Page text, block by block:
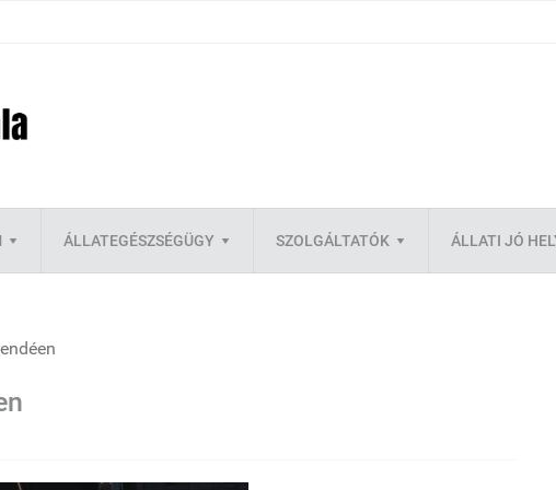
ÁLLATEGÉSZSÉGÜGY SZOLGÁLTATÓK ÁLLATI JÓ